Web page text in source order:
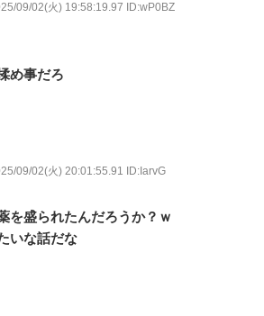
09/02(火) 19:58:19.97 ID:wP0BZ
め事だろ
09/02(火) 20:01:55.91 ID:IarvG
を盛られたんだろうか？ｗ
いな話だな